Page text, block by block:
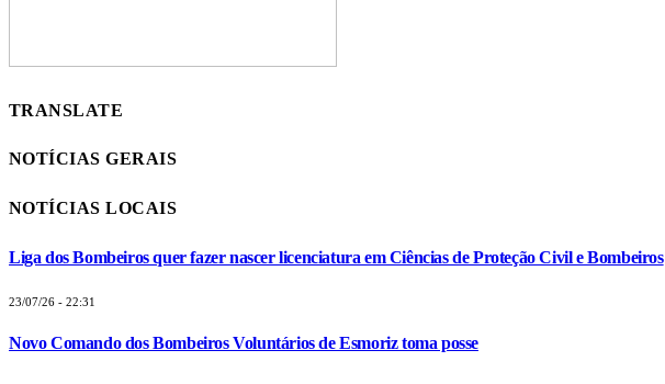
TRANSLATE
NOTÍCIAS GERAIS
NOTÍCIAS LOCAIS
Liga dos Bombeiros quer fazer nascer licenciatura em Ciências de Proteção Civil e Bombeiros
23/07/26 - 22:31
Novo Comando dos Bombeiros Voluntários de Esmoriz toma posse